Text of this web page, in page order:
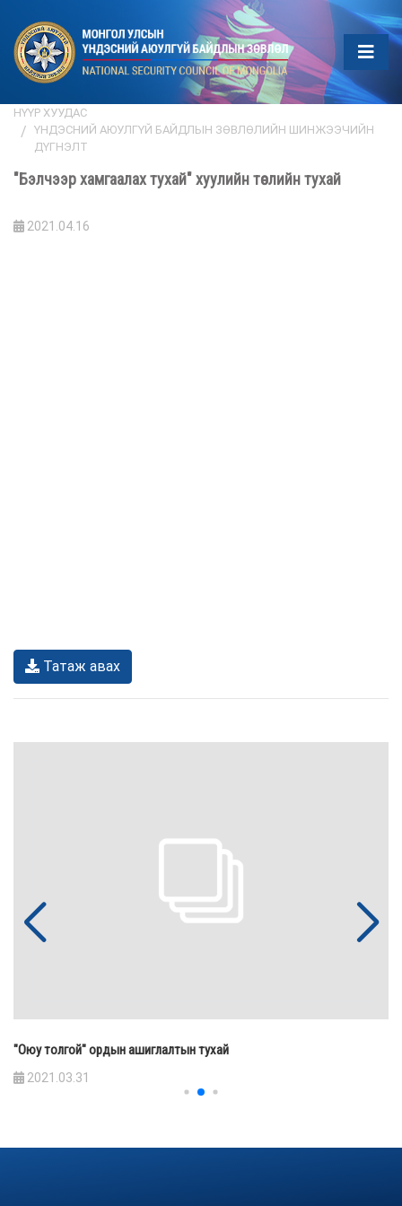
НҮҮР ХУУДАС
ҮНДЭСНИЙ АЮУЛГҮЙ БАЙДЛЫН ЗӨВЛӨЛИЙН ШИНЖЭЭЧИЙН
ДҮГНЭЛТ
"Бэлчээр хамгаалах тухай" хуулийн төслийн тухай
2021.04.16
Татаж авах
"Оюу толгой" ордын ашиглалтын тухай
2021.03.31